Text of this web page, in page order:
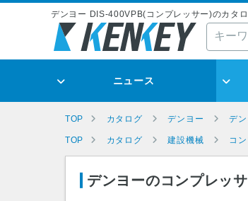
デンヨー DIS-400VPB(コンプレッサー)のカタ
ニュース
TOP カタログ デンヨー デ
TOP カタログ 建設機械 コ
デンヨーのコンプレッ